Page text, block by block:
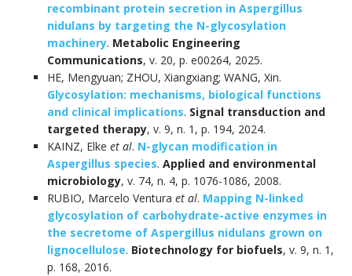
recombinant protein secretion in Aspergillus
nidulans by targeting the N-glycosylation
machinery. Metabolic Engineering
Communications, v. 20, p. e00264, 2025.
HE, Mengyuan; ZHOU, Xiangxiang; WANG, Xin.
Glycosylation: mechanisms, biological functions
and clinical implications. Signal transduction and
targeted therapy, v. 9, n. 1, p. 194, 2024.
KAINZ, Elke et al. N-glycan modification in
Aspergillus species. Applied and environmental
microbiology, v. 74, n. 4, p. 1076-1086, 2008.
RUBIO, Marcelo Ventura et al. Mapping N-linked
glycosylation of carbohydrate-active enzymes in
the secretome of Aspergillus nidulans grown on
lignocellulose. Biotechnology for biofuels, v. 9, n. 1,
p. 168, 2016.